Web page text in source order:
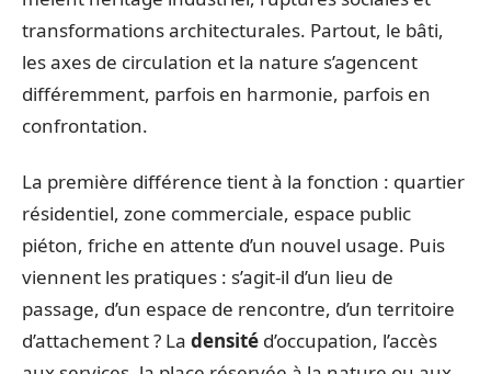
transformations architecturales. Partout, le bâti,
les axes de circulation et la nature s’agencent
différemment, parfois en harmonie, parfois en
confrontation.
La première différence tient à la fonction : quartier
résidentiel, zone commerciale, espace public
piéton, friche en attente d’un nouvel usage. Puis
viennent les pratiques : s’agit-il d’un lieu de
passage, d’un espace de rencontre, d’un territoire
d’attachement ? La densité d’occupation, l’accès